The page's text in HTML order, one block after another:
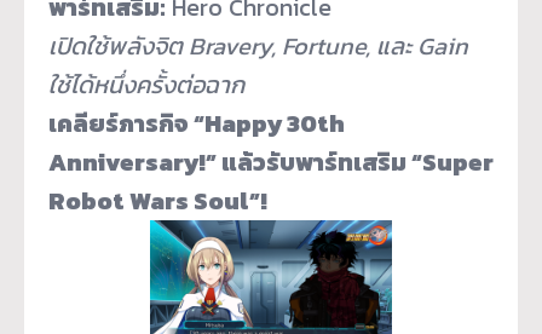
เปิดใช้พลังจิต Bravery, Fortune, และ Gain
ใช้ได้หนึ่งครั้งต่อฉาก
เคลียร์ภารกิจ “Happy 30th
Anniversary!” แล้วรับพาร์ทเสริม “Super
Robot Wars Soul”!